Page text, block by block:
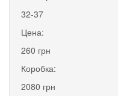
32-37
Цена:
260 грн
Коробка:
2080 грн